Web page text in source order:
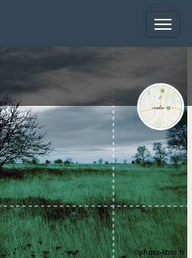
Toggle
©photo-libre.fr
Toggle